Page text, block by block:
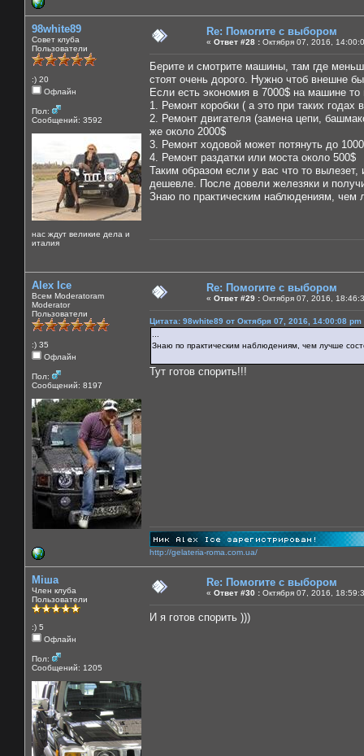
98white89
Совет клуба
Пользователи
:) 20
Офлайн
Пол:
Сообщений: 3592
нас ждут великие дела и
италия
Re: Помогите с выбором
« Ответ #28 : Октября 07, 2016,
Берите и смотрите машины, там где
стоят очень дорого. Нужно чтоб внешне
Если есть экономия в 7000$ на машине
1. Ремонт коробки ( а это при таких годах
2. Ремонт двигателя (замена цепи,
же около 2000$
3. Ремонт ходовой может потянуть до
4. Ремонт раздатки или моста около 500$
Таким образом если у вас что то вылезет,
дешевле. После довели железяки и
Знаю по практическим наблюдениям, чем
Alex Ice
Всем Moderatoram
Moderator
Пользователи
:) 35
Офлайн
Пол:
Сообщений: 8197
Re: Помогите с выбором
« Ответ #29 : Октября 07, 2016,
Цитата: 98white89 от Октября 07, 2016, 14:00:08 pm
Знаю по практическим наблюдениям, чем лучше
Тут готов спорить!!!
http://gelateria-roma.com.ua/
Міша
Член клуба
Пользователи
:) 5
Офлайн
Пол:
Сообщений: 1205
Re: Помогите с выбором
« Ответ #30 : Октября 07, 2016,
И я готов спорить )))